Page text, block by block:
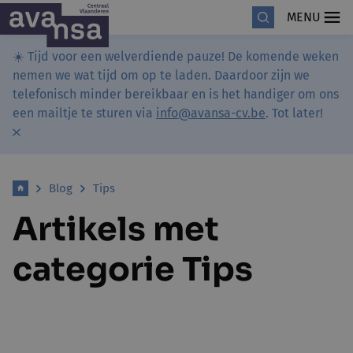
MENU
☀️ Tijd voor een welverdiende pauze! De komende weken
nemen we wat tijd om op te laden. Daardoor zijn we
telefonisch minder bereikbaar en is het handiger om ons
een mailtje te sturen via info@avansa-cv.be. Tot later!
Blog Tips
Artikels met
categorie Tips